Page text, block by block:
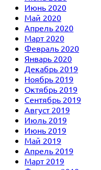
Июнь 2020
Май 2020
Апрель 2020
Март 2020
Февраль 2020
Январь 2020
Декабрь 2019
Ноябрь 2019
Октябрь 2019
Сентябрь 2019
Август 2019
Июль 2019
Июнь 2019
Май 2019
Апрель 2019
Март 2019